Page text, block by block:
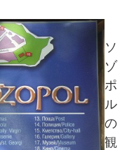
ソ
ゾ
ポ
ル
の
観